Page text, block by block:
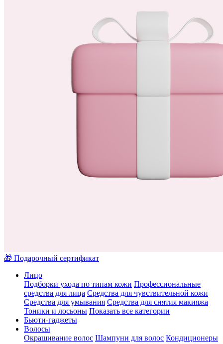
🎁 Подарочный сертификат
Лицо
Подборки ухода по типам кожи Профессиональные
средства для лица Средства для чувствительной кожи
Средства для умывания Средства для снятия макияжа
Тоники и лосьоны Показать все категории
Бьюти-гаджеты
Волосы
Окрашивание волос Шампуни для волос Кондиционеры